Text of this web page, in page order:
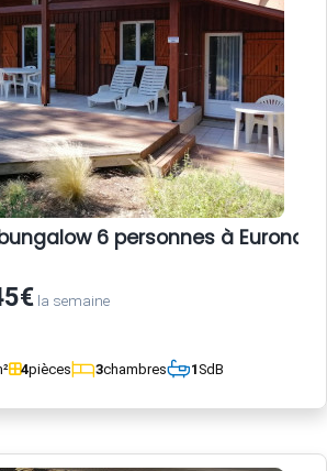
6 personnes à Euronat
la semaine
4pièces 3chambres 1SdB